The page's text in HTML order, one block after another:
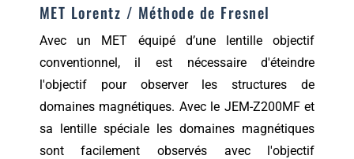
MET Lorentz / Méthode de Fresnel
Avec un MET équipé d’une lentille objectif
conventionnel, il est nécessaire d'éteindre
l'objectif pour observer les structures de
domaines magnétiques. Avec le JEM-Z200MF et
sa lentille spéciale les domaines magnétiques
sont facilement observés avec l'objectif